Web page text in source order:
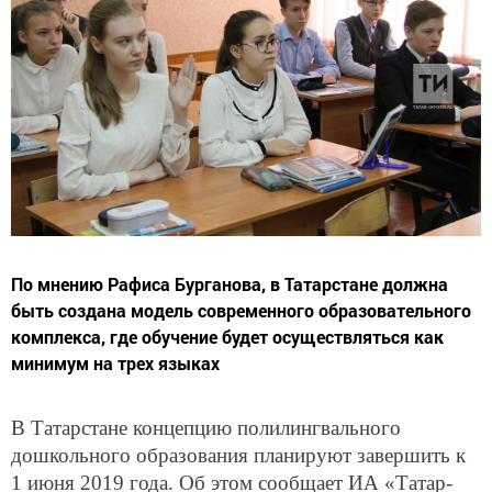
По мнению Рафиса Бурганова, в Татарстане должна
быть создана модель современного образовательного
комплекса, где обучение будет осуществляться как
минимум на трех языках
В Татарстане концепцию полилингвального
дошкольного образования планируют завершить к
1 июня 2019 года. Об этом сообщает ИА «Татар-